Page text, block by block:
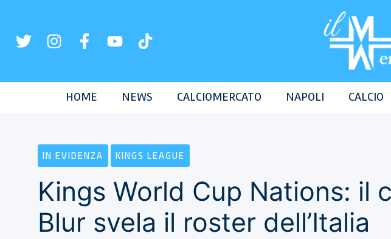
contenuto
HOME NEWS CALCIOMERCATO NAPOLI CALCIO
IN EVIDENZA KINGS LEAGUE
Kings World Cup Nations: il
Blur svela il roster dell’Italia